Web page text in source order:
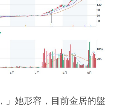
」她形容，目前金居的盤